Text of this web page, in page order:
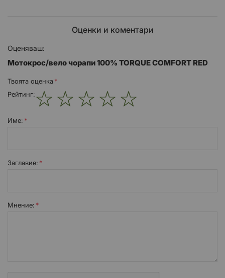
Оценки и коментари
Оценяваш:
Mотокрос/вело чорапи 100% TORQUE COMFORT RED
Твоята оценка
Рейтинг:
Име:
Заглавиe:
Мнение: